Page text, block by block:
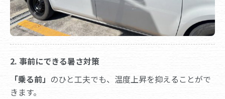
2. 事前にできる暑さ対策
「乗る前」 のひと工夫でも、温度上昇を抑えることがで
きます。